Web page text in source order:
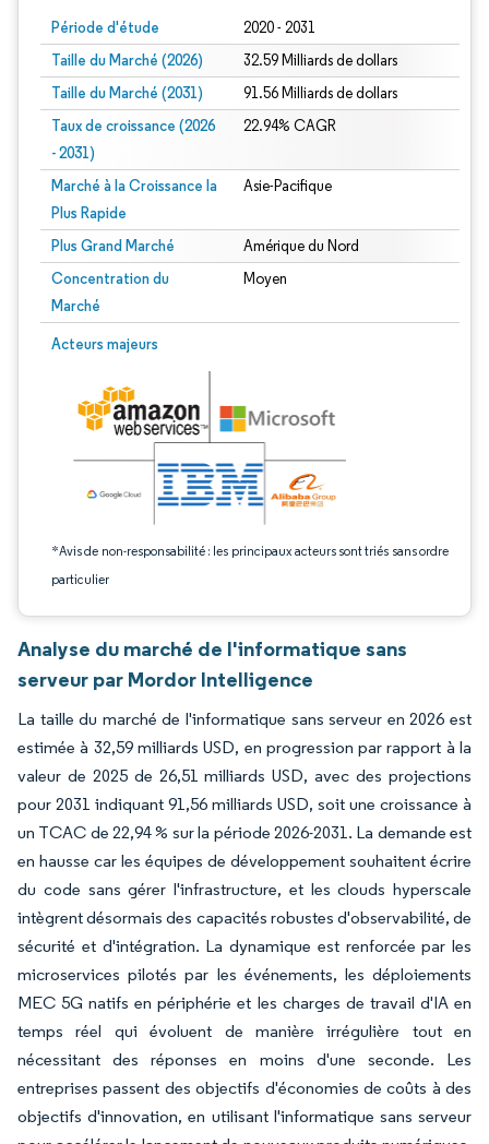
Période d'étude 2020 - 2031
Taille du Marché (2026) 32.59 Milliards de dollars
Taille du Marché (2031) 91.56 Milliards de dollars
Taux de croissance (2026
- 2031)
22.94% CAGR
Marché à la Croissance la
Plus Rapide
Asie-Pacifique
Plus Grand Marché Amérique du Nord
Concentration du
Marché
Moyen
Acteurs majeurs
*Avis de non-responsabilité : les principaux acteurs sont triés sans ordre
particulier
Image © Mordor Intelligence. La réutilisation nécessite une attribution sous CC
Analyse du marché de l'informatique sans
serveur par Mordor Intelligence
La taille du marché de l'informatique sans serveur en 2026 est
estimée à 32,59 milliards USD, en progression par rapport à la
valeur de 2025 de 26,51 milliards USD, avec des projections
pour 2031 indiquant 91,56 milliards USD, soit une croissance à
un TCAC de 22,94 % sur la période 2026-2031. La demande est
en hausse car les équipes de développement souhaitent écrire
du code sans gérer l'infrastructure, et les clouds hyperscale
intègrent désormais des capacités robustes d'observabilité, de
sécurité et d'intégration. La dynamique est renforcée par les
microservices pilotés par les événements, les déploiements
MEC 5G natifs en périphérie et les charges de travail d'IA en
temps réel qui évoluent de manière irrégulière tout en
nécessitant des réponses en moins d'une seconde. Les
entreprises passent des objectifs d'économies de coûts à des
objectifs d'innovation, en utilisant l'informatique sans serveur